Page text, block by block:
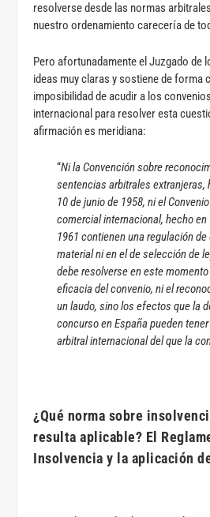
resolverse desde las normas
nuestro ordenamiento carecería de
Pero afortunadamente el Juzgado de
ideas muy claras y sostiene de forma
imposibilidad de acudir a los
internacional para resolver esta
afirmación es meridiana:
“Ni la Convención sobre
sentencias arbitrales extranjeras,
10 de junio de 1958, ni el
comercial internacional, hecho en
1961 contienen una regulación
material ni en el de selección de
debe resolverse en este
eficacia del convenio, ni el
un laudo, sino los efectos que la
concurso en España pueden
arbitral internacional del que la
¿Qué norma sobre
resulta aplicable? El
Insolvencia y la aplicación